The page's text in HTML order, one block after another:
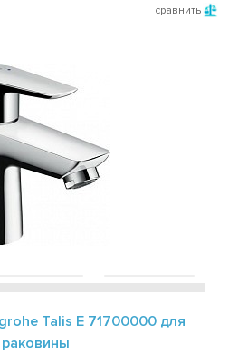
сравнить
Talis E 71700000 для
раковины